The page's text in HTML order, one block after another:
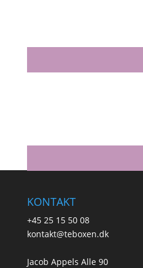
KONTAKT
+45 25 15 50 08
kontakt@teboxen.dk
Jacob Appels Alle 90